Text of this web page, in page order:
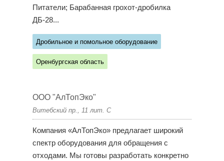
Питатели; Барабанная грохот-дробилка
ДБ-28...
Дробильное и помольное оборудование
Оренбургская область
ООО "АлТопЭко"
Витебский пр., 11 лит. С
Компания «АлТопЭко» предлагает широкий
спектр оборудования для обращения с
отходами. Мы готовы разработать конкретно